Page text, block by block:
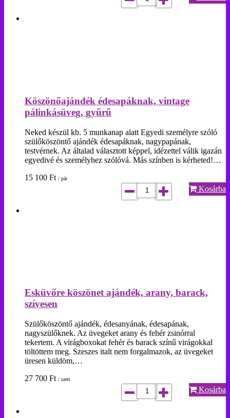
Köszönőajándék édesapáknak, vintage
pálinkásüveg, gyűrű
Neked készül kb. 5 munkanap alatt Egyedi személyre szóló
szülőköszöntő ajándék édesapáknak, nagypapának,
testvérnek. Az általad választott képpel, idézettel válik igazán
egyedivé és személyhez szólóvá. Más színben is kérheted!…
15 100 Ft / pár
Kosárba
Esküvőre köszönet ajándék, arany, barack,
szívesen
Szülőköszöntő ajándék, édesanyának, édesapának,
nagyszülőknek. Az üvegeket arany és fehér zsinórral
tekertem. A virágboxokat fehér és barack színű virágokkal
töltöttem meg. Szeszes italt nem forgalmazok, az üvegeket
üresen küldöm,…
27 700 Ft / szett
Kosárba